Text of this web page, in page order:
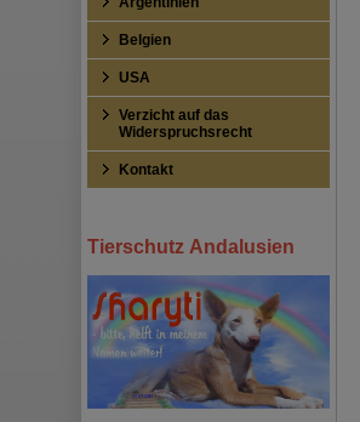
Belgien
USA
Verzicht auf das
Widerspruchsrecht
Kontakt
Tierschutz Andalusien